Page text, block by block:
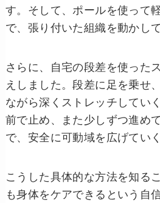
す。そして、ポールを使って
で、張り付いた組織を動かし
さらに、自宅の段差を使った
えしました。段差に足を乗せ
ながら深くストレッチしてい
前で止め、また少しずつ進め
で、安全に可動域を広げてい
こうした具体的な方法を知る
も身体をケアできるという自